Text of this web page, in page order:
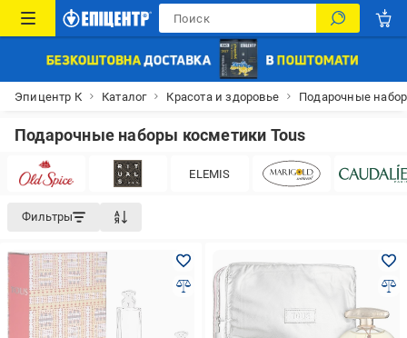
Эпицентр К Каталог Красота и здоровье Подарочные
Подарочные наборы косметики Tous
ELEMIS
Фильтры